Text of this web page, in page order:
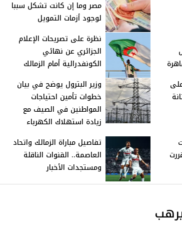
مصر وما إن كانت تشكل سببا
لوجود أزمات التمويل
نظرة على تصريحات الإعلام
الجزائري عن نهائي
الكونفدرالية أمام الزمالك
وزير البترول يوضح في بيان
خطوات تأمين احتياجات
المواطنين في الصيف مع
زيادة استهلاك الكهرباء
2026.. قررت
تفاصيل مباراة الزمالك واتحاد
العاصمة.. القنوات الناقلة
ومستجدات الأخبار